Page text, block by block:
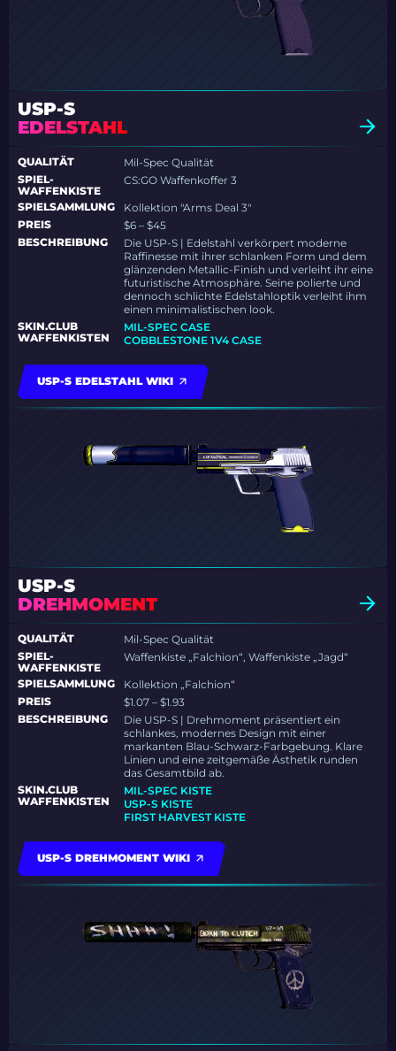
USP-S
EDELSTAHL
QUALITÄT
Mil-Spec Qualität
SPIEL-
WAFFENKISTE
CS:GO Waffenkoffer 3
SPIELSAMMLUNG
Kollektion "Arms Deal 3"
PREIS
$6 – $45
BESCHREIBUNG
Die USP-S | Edelstahl verkörpert moderne
Raffinesse mit ihrer schlanken Form und dem
glänzenden Metallic-Finish und verleiht ihr eine
futuristische Atmosphäre. Seine polierte und
dennoch schlichte Edelstahloptik verleiht ihm
einen minimalistischen look.
SKIN.CLUB
WAFFENKISTEN
MIL-SPEC CASE
COBBLESTONE 1V4 CASE
USP-S EDELSTAHL WIKI
USP-S
DREHMOMENT
QUALITÄT
Mil-Spec Qualität
SPIEL-
WAFFENKISTE
Waffenkiste „Falchion“, Waffenkiste „Jagd“
SPIELSAMMLUNG
Kollektion „Falchion“
PREIS
$1.07 – $1.93
BESCHREIBUNG
Die USP-S | Drehmoment präsentiert ein
schlankes, modernes Design mit einer
markanten Blau-Schwarz-Farbgebung. Klare
Linien und eine zeitgemäße Ästhetik runden
das Gesamtbild ab.
SKIN.CLUB
WAFFENKISTEN
MIL-SPEC KISTE
USP-S KISTE
FIRST HARVEST KISTE
USP-S DREHMOMENT WIKI